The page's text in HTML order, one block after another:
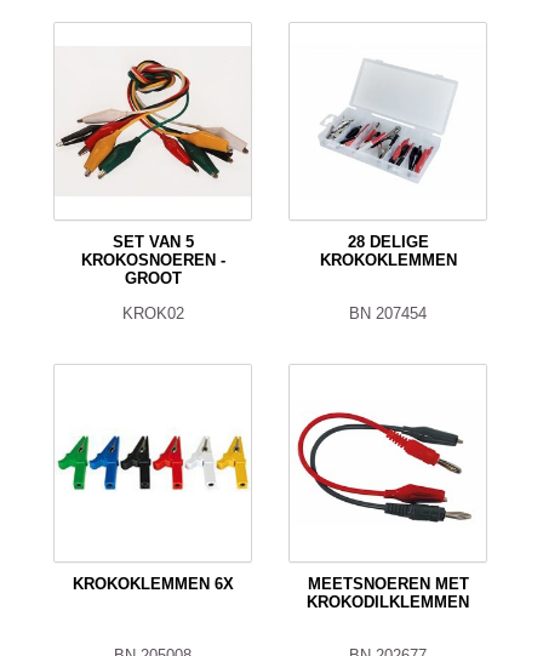
SET VAN 5
KROKOSNOEREN -
GROOT
KROK02
28 DELIGE
KROKOKLEMMEN
BN 207454
KROKOKLEMMEN 6X
MEETSNOEREN MET
KROKODILKLEMMEN